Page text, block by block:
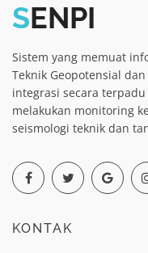
SENPI
Sistem yang memuat
Teknik Geopotensial
integrasi secara
melakukan monitoring
seismologi teknik dan
KONTAK